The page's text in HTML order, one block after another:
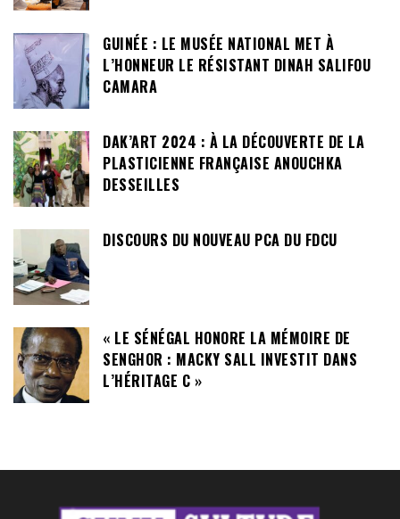
GUINÉE : LE MUSÉE NATIONAL MET À
L’HONNEUR LE RÉSISTANT DINAH SALIFOU
CAMARA
DAK’ART 2024 : À LA DÉCOUVERTE DE LA
PLASTICIENNE FRANÇAISE ANOUCHKA
DESSEILLES
DISCOURS DU NOUVEAU PCA DU FDCU
« LE SÉNÉGAL HONORE LA MÉMOIRE DE
SENGHOR : MACKY SALL INVESTIT DANS
L’HÉRITAGE C »